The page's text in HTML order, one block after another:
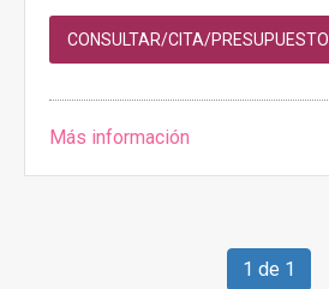
CONSULTAR/CITA/PRESUPUESTO
Más información
1 de 1